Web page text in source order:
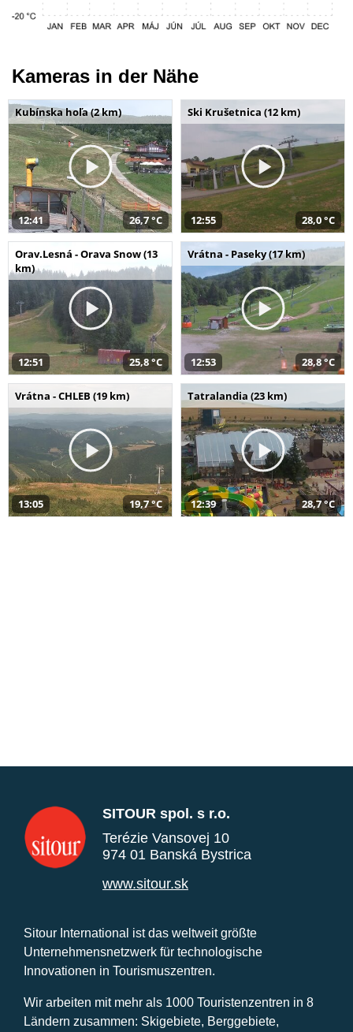
Kameras in der Nähe
Kubínska hoľa (2 km)
12:41 26,7 °C
Ski Krušetnica (12 km)
12:55 28,0 °C
Orav.Lesná - Orava Snow (13
km)
12:51 25,8 °C
Vrátna - Paseky (17 km)
12:53 28,8 °C
Vrátna - CHLEB (19 km)
13:05 19,7 °C
Tatralandia (23 km)
12:39 28,7 °C
SITOUR spol. s r.o.
Terézie Vansovej 10
974 01 Banská Bystrica
www.sitour.sk
Sitour International ist das weltweit größte
Unternehmensnetzwerk für technologische
Innovationen in Tourismuszentren.
Wir arbeiten mit mehr als 1000 Touristenzentren in 8
Ländern zusammen: Skigebiete, Berggebiete,